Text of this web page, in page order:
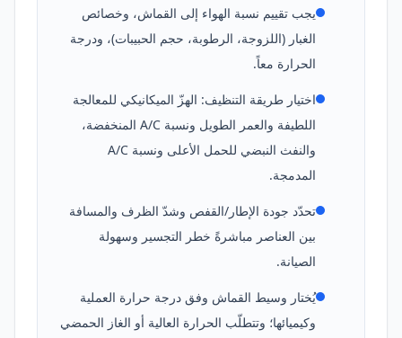
يجب تقييم نسبة الهواء إلى القماش، وخصائص
الغبار (اللزوجة، الرطوبة، حجم الحبيبات)، ودرجة
الحرارة معاً.
اختيار طريقة التنظيف: الهزّ الميكانيكي للمعالجة
اللطيفة والعمر الطويل ونسبة A/C المنخفضة،
والنفث النبضي للحمل الأعلى ونسبة A/C
المدمجة.
تحدّد جودة الإطار/القفص وشدّ الظرف والمسافة
بين العناصر مباشرةً خطر التجسير وسهولة
الصيانة.
يُختار وسيط القماش وفق درجة حرارة العملية
وكيميائها؛ وتتطلّب الحرارة العالية أو الغاز الحمضي